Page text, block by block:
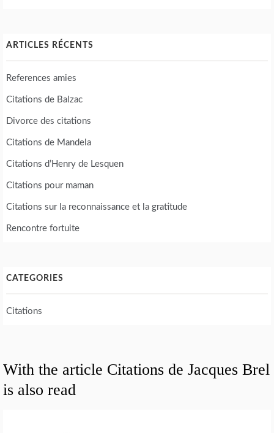
ARTICLES RÉCENTS
References amies
Citations de Balzac
Divorce des citations
Citations de Mandela
Citations d’Henry de Lesquen
Citations pour maman
Citations sur la reconnaissance et la gratitude
Rencontre fortuite
CATEGORIES
Citations
With the article Citations de Jacques Brel
is also read